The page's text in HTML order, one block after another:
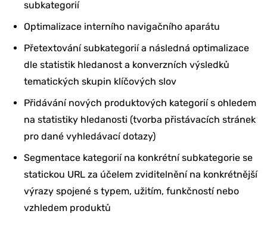
subkategorií
Optimalizace interního navigačního aparátu
Přetextování subkategorií a následná optimalizace
dle statistik hledanost a konverzních výsledků
tematických skupin klíčových slov
Přidávání nových produktových kategorií s ohledem
na statistiky hledanosti (tvorba přistávacích stránek
pro dané vyhledávací dotazy)
Segmentace kategorií na konkrétní subkategorie se
statickou URL za účelem zviditelnění na konkrétnější
výrazy spojené s typem, užitím, funkčností nebo
vzhledem produktů